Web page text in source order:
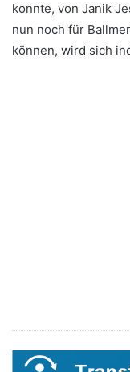
konnte, von Janik
nun noch für
können, wird sich